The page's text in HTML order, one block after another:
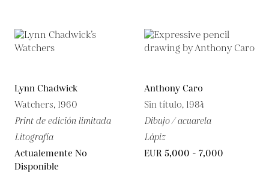
Lynn Chadwick
Watchers, 1960
Print de edición limitada
Litografía
Actualemente No
Disponible
Anthony Caro
Sin título, 1984
Dibujo / acuarela
Lápiz
EUR 5,000 - 7,000